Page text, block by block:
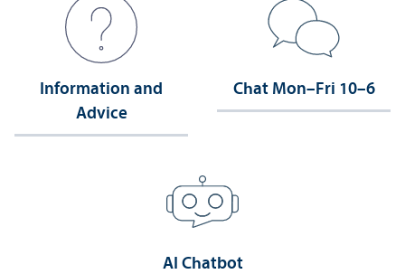
Information and
Advice
Chat Mon–Fri 10–6
AI Chatbot